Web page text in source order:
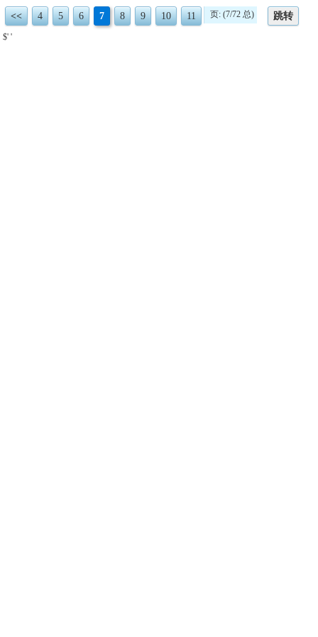
<< 4 5 6 7 8 9 10 11 页: (7/72 总) 跳转
$' '